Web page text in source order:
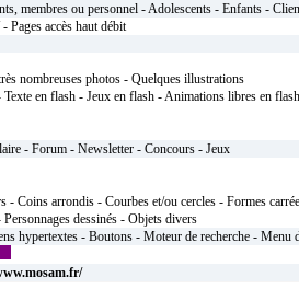
membres ou personnel - Adolescents - Enfants -
Pages accès haut débit
nombreuses photos - Quelques illustrations
Texte en flash - Jeux en flash - Animations libres en
- Forum - Newsletter - Concours - Jeux
- Coins arrondis - Courbes et/ou cercles - Formes
dessinés - Objets divers
hypertextes - Boutons - Moteur de recherche - Menu